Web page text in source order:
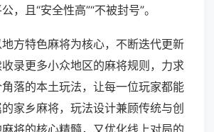
，且“安全性高”“不被封号”。
方特色麻将为核心，不断迭代更新
录更多小众地区的麻将规则，力求
落的本土玩法，让每一位玩家都能
家乡麻将，玩法设计兼顾传统与创